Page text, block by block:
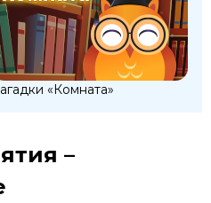
«Комната»
–